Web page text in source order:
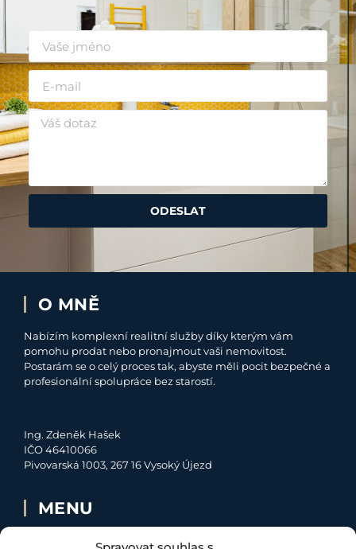
ODESLAT
O MNĚ
Nabízím komplexní realitní služby díky kterým vám
pomohu prodat nebo pronajmout vaši nemovitost.
Postarám se o celý proces tak, abyste měli pocit bezpečné a
profesionální spolupráce bez starostí.
Ing. Zdeněk Hašek
IČO 46410066
Pivovarská 1003, 267 16 Vysoký Újezd
MENU